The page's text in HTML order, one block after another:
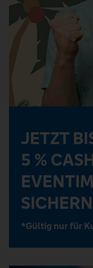
JETZT
5 %
*Gültig nur für